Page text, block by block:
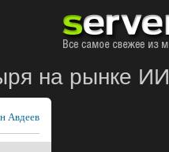
на рынке ИИ
Авдеев